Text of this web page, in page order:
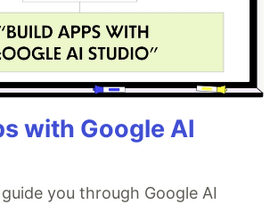
with Google AI
you through Google AI